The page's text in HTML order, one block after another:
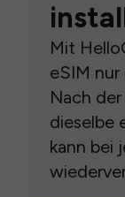
Mit
eSIM nur
Nach
dieselbe
kann bei